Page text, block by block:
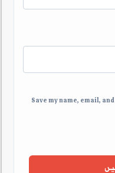
Save my name, email,